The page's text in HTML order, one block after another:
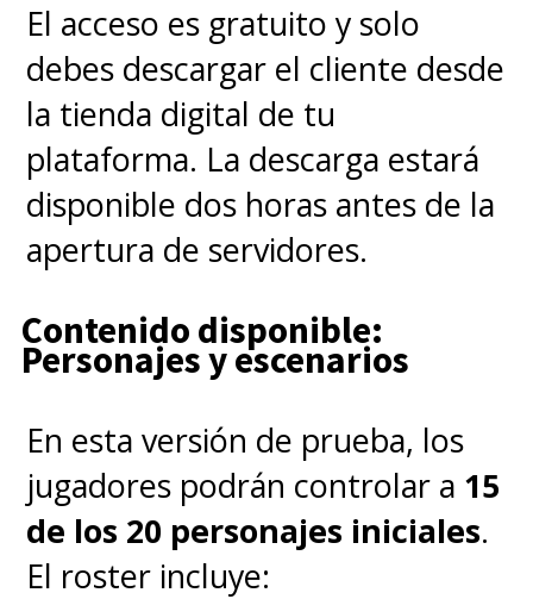
El acceso es gratuito y solo
debes descargar el cliente desde
la tienda digital de tu
plataforma. La descarga estará
disponible dos horas antes de la
apertura de servidores.
Contenido disponible:
Personajes y escenarios
En esta versión de prueba, los
jugadores podrán controlar a 15
de los 20 personajes iniciales.
El roster incluye: